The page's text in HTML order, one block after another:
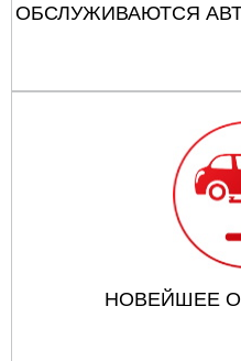
ОБСЛУЖИВАЮТСЯ
НОВЕЙШЕЕ